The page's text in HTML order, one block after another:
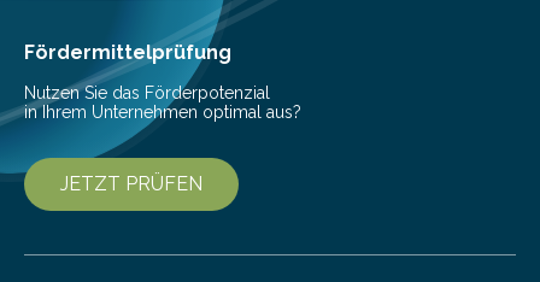
Fördermittelprüfung
Nutzen Sie das Förderpotenzial
in Ihrem Unternehmen optimal aus?
JETZT PRÜFEN